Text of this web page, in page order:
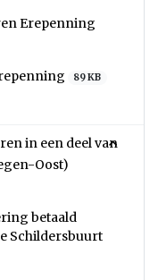
Erepenning
89 KB
in een deel van
Oost)
betaald
Schildersbuurt